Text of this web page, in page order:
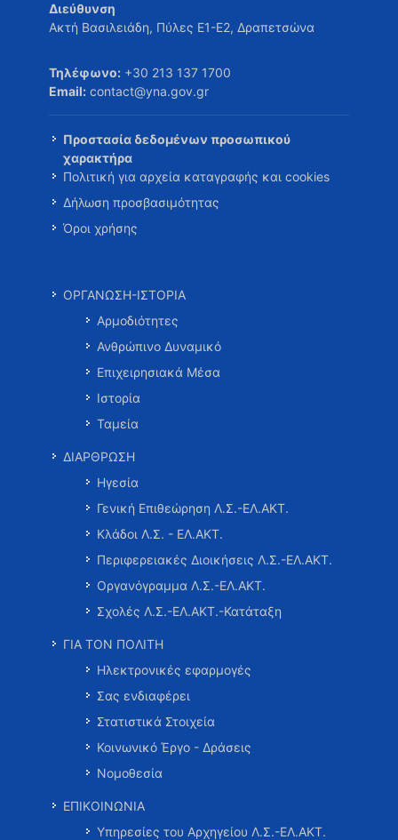
Διεύθυνση
Ακτή Βασιλειάδη, Πύλες Ε1-Ε2, Δραπετσώνα
Τηλέφωνο: +30 213 137 1700
Email: contact@yna.gov.gr
Προστασία δεδομένων προσωπικού
χαρακτήρα
Πολιτική για αρχεία καταγραφής και cookies
Δήλωση προσβασιμότητας
Όροι χρήσης
ΟΡΓΑΝΩΣΗ-ΙΣΤΟΡΙΑ
Αρμοδιότητες
Ανθρώπινο Δυναμικό
Επιχειρησιακά Μέσα
Ιστορία
Ταμεία
ΔΙΑΡΘΡΩΣΗ
Ηγεσία
Γενική Επιθεώρηση Λ.Σ.-ΕΛ.ΑΚΤ.
Κλάδοι Λ.Σ. - ΕΛ.ΑΚΤ.
Περιφερειακές Διοικήσεις Λ.Σ.-ΕΛ.ΑΚΤ.
Οργανόγραμμα Λ.Σ.-ΕΛ.ΑΚΤ.
Σχολές Λ.Σ.-ΕΛ.ΑΚΤ.-Κατάταξη
ΓΙΑ ΤΟΝ ΠΟΛΙΤΗ
Ηλεκτρονικές εφαρμογές
Σας ενδιαφέρει
Στατιστικά Στοιχεία
Κοινωνικό Έργο - Δράσεις
Νομοθεσία
ΕΠΙΚΟΙΝΩΝΙΑ
Υπηρεσίες του Αρχηγείου Λ.Σ.-ΕΛ.ΑΚΤ.